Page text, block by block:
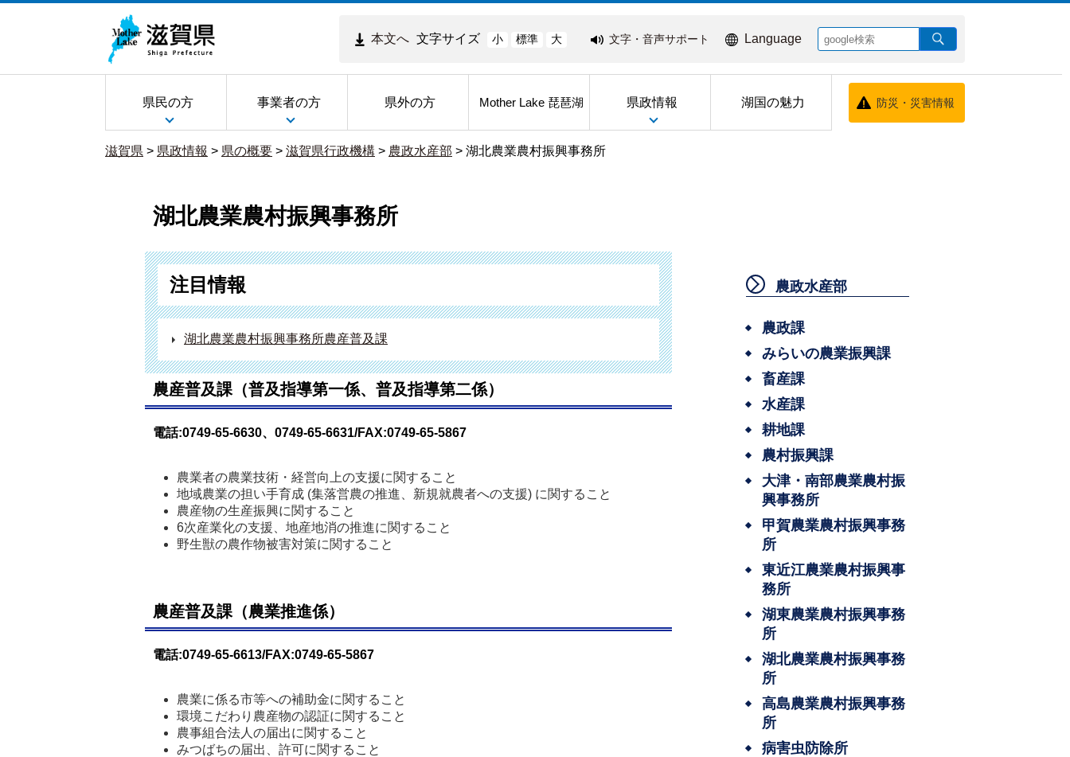
本文へ 文字サイズ 小 標準 大 文字・音声サポート Language
県民の方 事業者の方 県外の方 Mother Lake 琵琶湖 県政情報 湖国の魅力 防災・災害情報
滋賀県 > 県政情報 > 県の概要 > 滋賀県行政機構 > 農政水産部 > 湖北農業農村振興事務所
湖北農業農村振興事務所
注目情報
湖北農業農村振興事務所農産普及課
農産普及課（普及指導第一係、普及指導第二係）
電話:0749-65-6630、0749-65-6631/FAX:0749-65-5867
農業者の農業技術・経営向上の支援に関すること
地域農業の担い手育成 (集落営農の推進、新規就農者への支援) に関すること
農産物の生産振興に関すること
6次産業化の支援、地産地消の推進に関すること
野生獣の農作物被害対策に関すること
農産普及課（農業推進係）
電話:0749-65-6613/FAX:0749-65-5867
農業に係る市等への補助金に関すること
環境こだわり農産物の認証に関すること
農事組合法人の届出に関すること
みつばちの届出、許可に関すること
農政水産部
農政課
みらいの農業振興課
畜産課
水産課
耕地課
農村振興課
大津・南部農業農村振
興事務所
甲賀農業農村振興事務
所
東近江農業農村振興事
務所
湖東農業農村振興事務
所
湖北農業農村振興事務
所
高島農業農村振興事務
所
病害虫防除所